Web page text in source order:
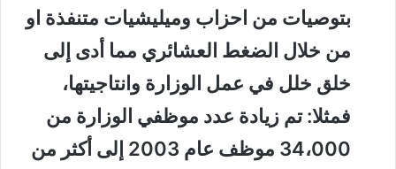
بتوصيات من احزاب وميليشيات متنفذة او
من خلال الضغط العشائري مما أدى إلى
خلق خلل في عمل الوزارة وانتاجيتها،
فمثلا: تم زيادة عدد موظفي الوزارة من
34،000 موظف عام 2003 إلى أكثر من